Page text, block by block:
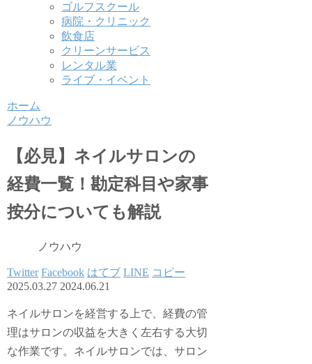
ゴルフスクール
病院・クリニック
飲食店
クリーンサービス
レンタル業
ライブ・イベント
ホーム
ノウハウ
【必見】ネイルサロンの
経費一覧！勘定科目や家事
按分についても解説
ノウハウ
Twitter Facebook はてブ LINE コピー
2025.03.27 2024.06.21
ネイルサロンを経営する上で、経費の管
理はサロンの収益を大きく左右する大切
な作業です。ネイルサロンでは、サロン